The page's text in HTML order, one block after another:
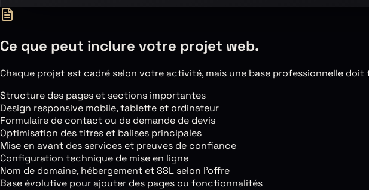
Ce que peut inclure votre projet web.
Chaque projet est cadré selon votre activité, mais une base professionnelle
Structure des pages et sections importantes
Design responsive mobile, tablette et ordinateur
Formulaire de contact ou de demande de devis
Optimisation des titres et balises principales
Mise en avant des services et preuves de confiance
Configuration technique de mise en ligne
Nom de domaine, hébergement et SSL selon l’offre
Base évolutive pour ajouter des pages ou fonctionnalités